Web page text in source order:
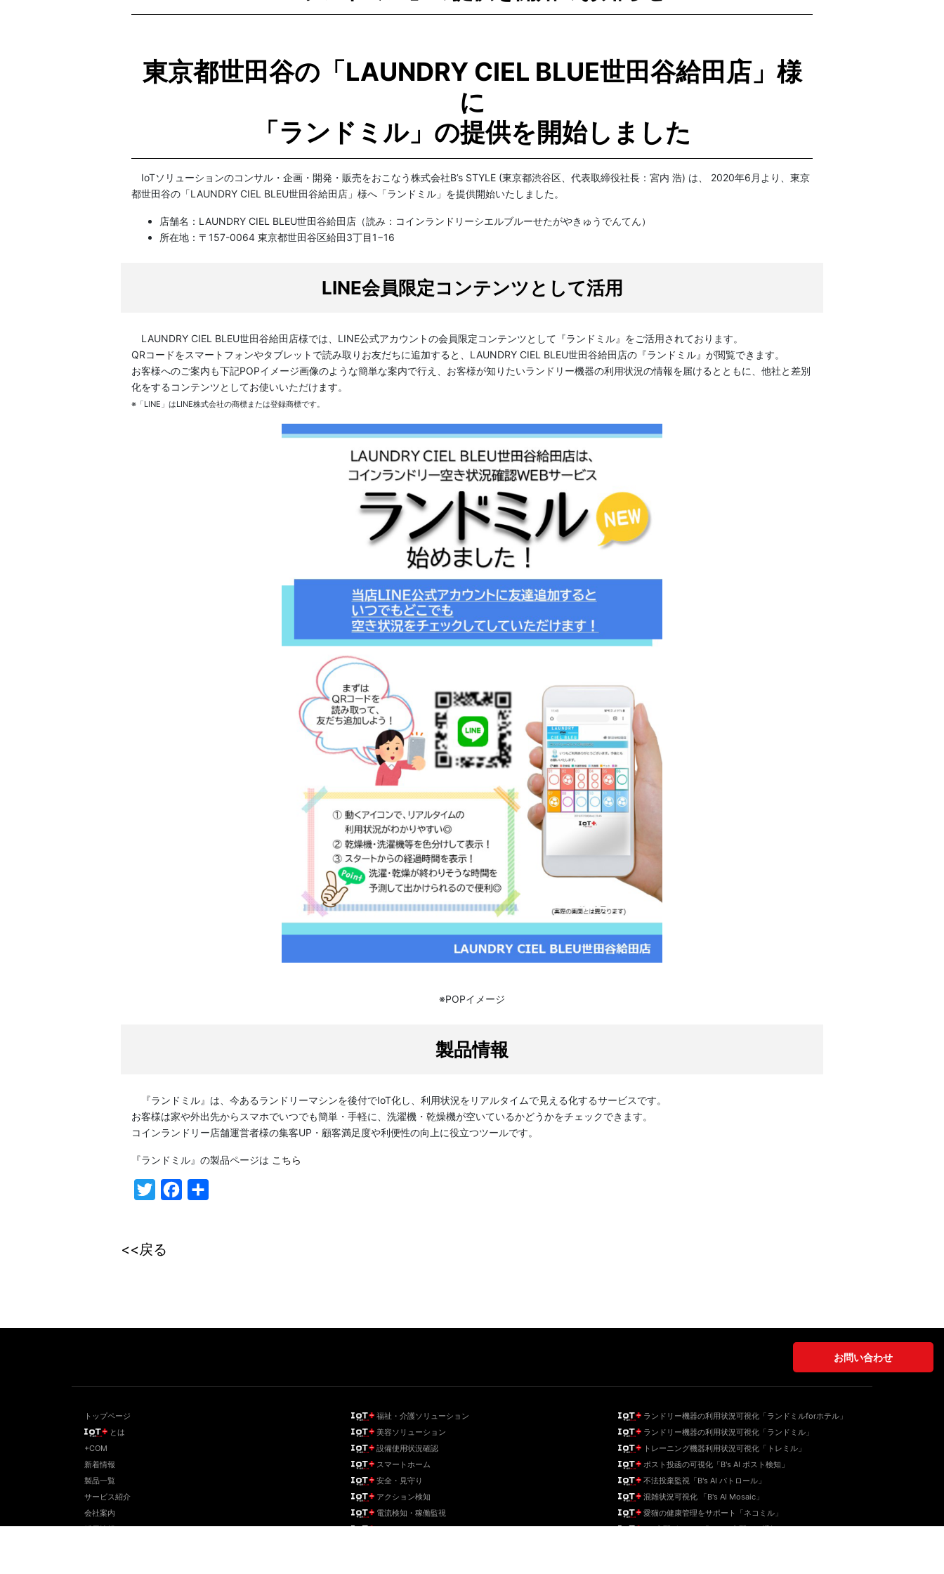
東京都世田谷の「LAUNDRY CIEL BLUE世田谷給田店」様
に
「ランドミル」の提供を開始しました
IoTソリューションのコンサル・企画・開発・販売をおこなう株式会社B’s STYLE (東京都渋谷区、代表取締役社長：宮内 浩) は、 2020年6月より、東京
都世田谷の「LAUNDRY CIEL BLEU世田谷給田店」様へ「ランドミル」を提供開始いたしました。
店舗名：LAUNDRY CIEL BLEU世田谷給田店（読み：コインランドリーシエルブルーせたがやきゅうでんてん）
所在地：〒157-0064 東京都世田谷区給田3丁目1−16
LINE会員限定コンテンツとして活用
LAUNDRY CIEL BLEU世田谷給田店様では、LINE公式アカウントの会員限定コンテンツとして『ランドミル』をご活用されております。
QRコードをスマートフォンやタブレットで読み取りお友だちに追加すると、LAUNDRY CIEL BLEU世田谷給田店の『ランドミル』が閲覧できます。
お客様へのご案内も下記POPイメージ画像のような簡単な案内で行え、お客様が知りたいランドリー機器の利用状況の情報を届けるとともに、他社と差別
化をするコンテンツとしてお使いいただけます。
※「LINE」はLINE株式会社の商標または登録商標です。
※POPイメージ
製品情報
『ランドミル』は、今あるランドリーマシンを後付でIoT化し、利用状況をリアルタイムで見える化するサービスです。
お客様は家や外出先からスマホでいつでも簡単・手軽に、洗濯機・乾燥機が空いているかどうかをチェックできます。
コインランドリー店舗運営者様の集客UP・顧客満足度や利便性の向上に役立つツールです。
『ランドミル』の製品ページは こちら
TwitterFacebook
<<戻る
お問い合わせ
トップページ
とは
+COM
新着情報
製品一覧
サービス紹介
会社案内
採用情報
福祉・介護ソリューション
美容ソリューション
設備使用状況確認
スマートホーム
安全・見守り
アクション検知
電流検知・稼働監視
コンサル
ランドリー機器の利用状況可視化「ランドミルforホテル」
ランドリー機器の利用状況可視化「ランドミル」
トレーニング機器利用状況可視化「トレミル」
ポスト投函の可視化「B's AI ポスト検知」
不法投棄監視「B's AI パトロール」
混雑状況可視化 「B's AI Mosaic」
愛猫の健康管理をサポート「ネコミル」
IoT宅配ボックス「B's AI 宅配BOX通知」